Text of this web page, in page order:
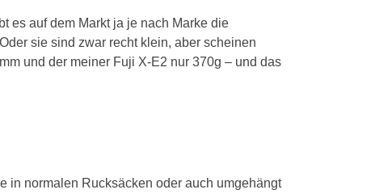
es auf dem Markt ja je nach Marke die
sie sind zwar recht klein, aber scheinen
und der meiner Fuji X-E2 nur 370g – und das
in normalen Rucksäcken oder auch umgehängt